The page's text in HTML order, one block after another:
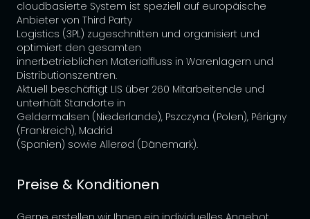
cloudbasierte System ist speziell auf europäische
Anbieter von Third Party
Logistics (3PL) zugeschnitten und organisiert und
optimiert den gesamten
innerbetrieblichen Materialfluss in Warenlagern und
Distributionszentren.
Aktuell beschäftigt LIS über 260 Mitarbeitende und
unterhält Standorte in
Geldermalsen (Niederlande), Pszczyna (Polen), Périgny
(Frankreich), Madrid
(Spanien) sowie Allerød (Dänemark).
Preise & Konditionen